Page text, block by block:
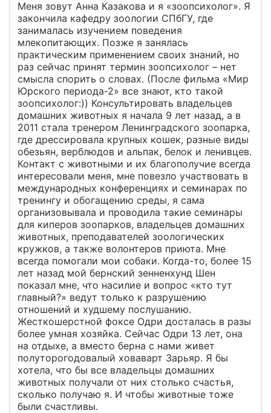
Меня зовут Анна Казакова и я «зоопсихолог». Я
закончила кафедру зоологии СПбГУ, где
занималась изучением поведения
млекопитающих. Позже я занялась
практическим применением своих знаний, но
раз сейчас принят термин зоопсихолог – нет
смысла спорить о словах. (После фильма «Мир
Юрского периода-2» все знают, кто такой
зоопсихолог:)) Консультировать владельцев
домашних животных я начала 9 лет назад, а в
2011 стала тренером Ленинградского зоопарка,
где дрессировала крупных кошек, разные виды
обезьян, верблюдов и альпак, белок и ленивцев.
Контакт с животными и их благополучие всегда
интересовали меня, мне повезло участвовать в
международных конференциях и семинарах по
тренингу и обогащению среды, я сама
организовывала и проводила такие семинары
для киперов зоопарков, владельцев домашних
животных, преподавателей зоологических
кружков, а также волонтеров приюта. Мне
всегда помогали мои собаки. Когда-то, более 15
лет назад мой бернский зенненхунд Шен
показал мне, что насилие и вопрос «кто тут
главный?» ведут только к разрушению
отношений и худшему послушанию.
Жесткошерстной фоксе Одри досталась в разы
более умная хозяйка. Сейчас Одри 13 лет, она
на отдыхе, а вместо берна с нами живет
полуторогодовалый ховаварт Зарьяр. Я бы
хотела, что бы все владельцы домашних
животных получали от них столько счастья,
сколько получаю я. И чтобы животные тоже
были счастливы.